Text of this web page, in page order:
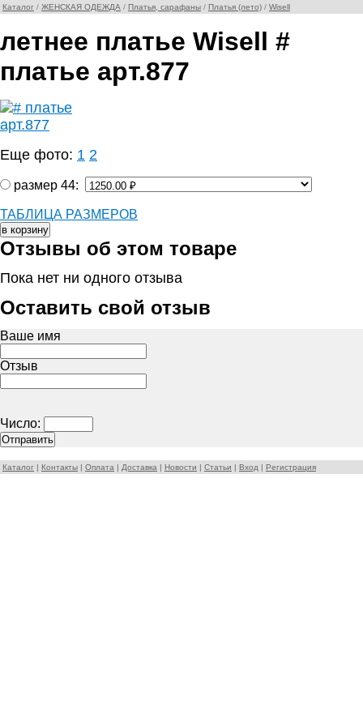
Каталог / ЖЕНСКАЯ ОДЕЖДА / Платья, сарафаны / Платья (лето) / Wisell
летнее платье Wisell #
платье арт.877
Еще фото: 1 2
размер 44:
ТАБЛИЦА РАЗМЕРОВ
Отзывы об этом товаре
Пока нет ни одного отзыва
Оставить свой отзыв
Ваше имя
Отзыв
Число:
Каталог | Контакты | Оплата | Доставка | Новости | Статьи | Вход | Регистрация